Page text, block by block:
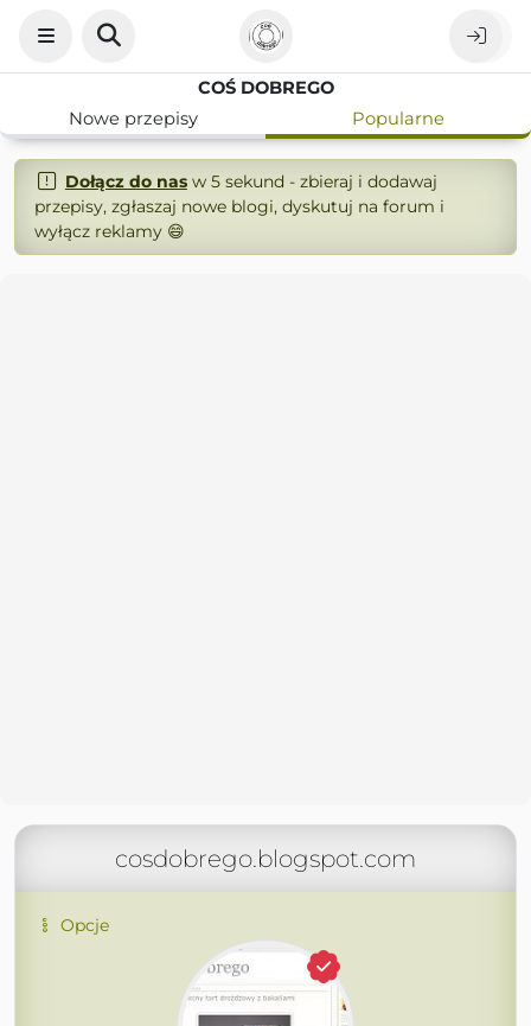
COŚ DOBREGO
Nowe przepisy
Popularne
Dołącz do nasw 5 sekund - zbieraj i dodawaj
przepisy, zgłaszaj nowe blogi, dyskutuj na forum i
wyłącz reklamy 😄
cosdobrego.blogspot.com
Opcje